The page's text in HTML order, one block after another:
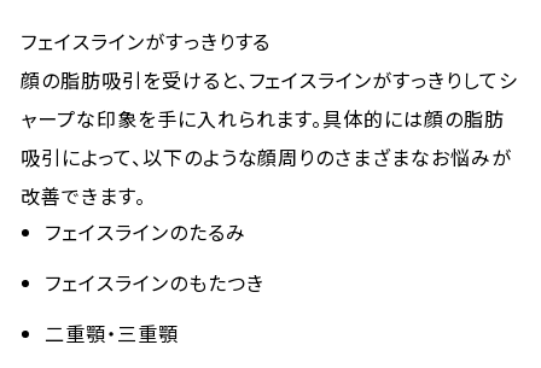
フェイスラインがすっきりする
顔の脂肪吸引を受けると、フェイスラインがすっきりしてシ
ャープな印象を手に入れられます。具体的には顔の脂肪
吸引によって、以下のような顔周りのさまざまなお悩みが
改善できます。
フェイスラインのたるみ
フェイスラインのもたつき
二重顎・三重顎